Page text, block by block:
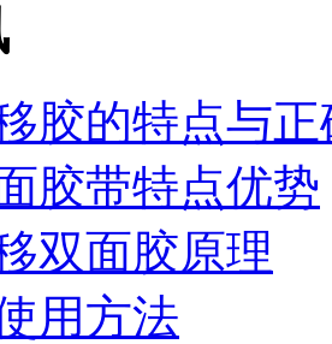
胶的特点与
胶带特点优势
双面胶原理
用方法